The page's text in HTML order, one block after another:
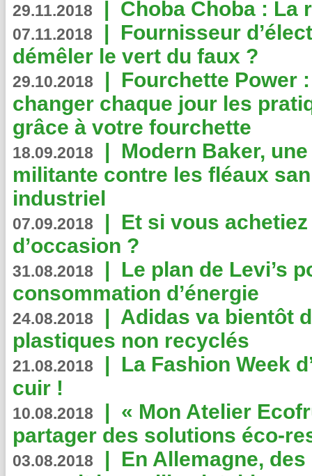
29.11.2018 | Choba Choba : La
07.11.2018 | Fournisseur
démêler le vert du faux ?
29.10.2018 | Fourchette Power
changer chaque jour les
grâce à votre fourchette
18.09.2018 | Modern Baker,
militante contre les fléaux
industriel
07.09.2018 | Et si vous
d’occasion ?
31.08.2018 | Le plan de Levi’s
consommation d’énergie
24.08.2018 | Adidas va bientôt
plastiques non recyclés
21.08.2018 | La Fashion Week
cuir !
10.08.2018 | « Mon Atelier
partager des solutions éco-
03.08.2018 | En Allemagne,